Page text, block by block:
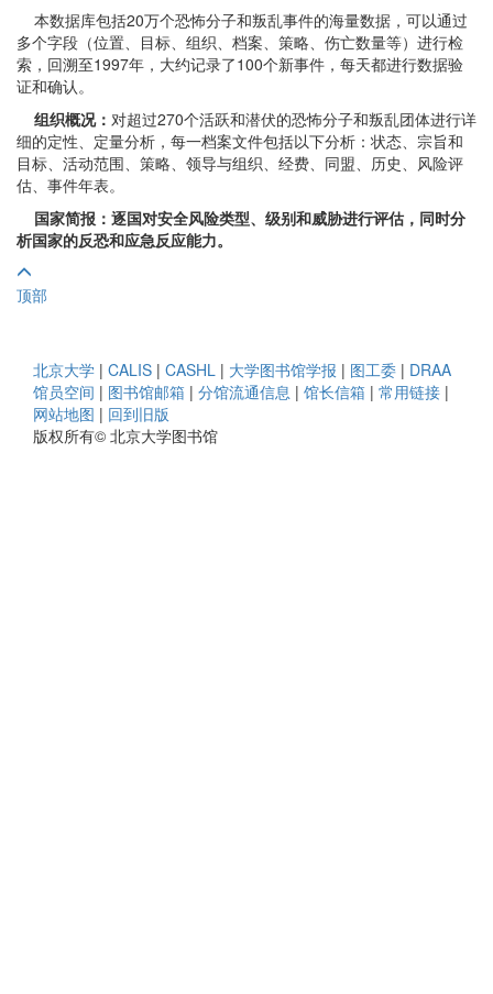
本数据库包括20万个恐怖分子和叛乱事件的海量数据，可以通过
多个字段（位置、目标、组织、档案、策略、伤亡数量等）进行检
索，回溯至1997年，大约记录了100个新事件，每天都进行数据验
证和确认。
组织概况： 对超过270个活跃和潜伏的恐怖分子和叛乱团体进行详
细的定性、定量分析，每一档案文件包括以下分析：状态、宗旨和
目标、活动范围、策略、领导与组织、经费、同盟、历史、风险评
估、事件年表。
国家简报： 逐国对安全风险类型、级别和威胁进行评估，同时分
析国家的反恐和应急反应能力。
顶部
北京大学 | CALIS | CASHL | 大学图书馆学报 | 图工委 | DRAA
馆员空间 | 图书馆邮箱 | 分馆流通信息 | 馆长信箱 | 常用链接 |
网站地图 | 回到旧版
版权所有© 北京大学图书馆